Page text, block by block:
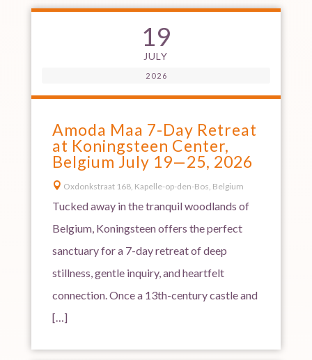
19
JULY
2026
Amoda Maa 7-Day Retreat
at Koningsteen Center,
Belgium July 19—25, 2026
 Oxdonkstraat 168, Kapelle-op-den-Bos, Belgium
Tucked away in the tranquil woodlands of
Belgium, Koningsteen offers the perfect
sanctuary for a 7-day retreat of deep
stillness, gentle inquiry, and heartfelt
connection. Once a 13th-century castle and
[…]